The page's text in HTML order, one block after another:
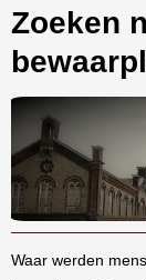
Zoeken
Waar werden